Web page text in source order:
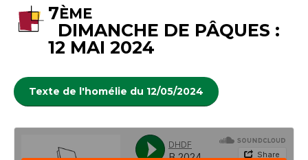
7ÈME
DIMANCHE DE PÂQUES :
12 MAI 2024
Texte de l'homélie du 12/05/2024